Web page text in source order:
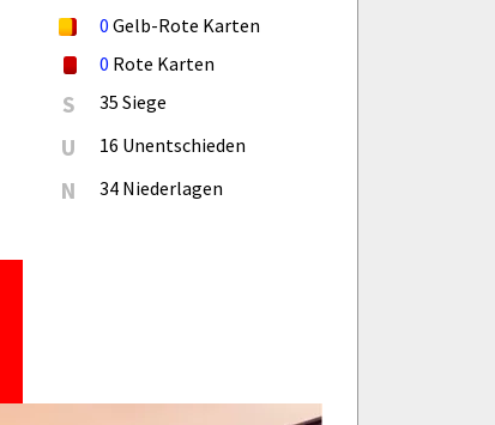
0 Gelb-Rote Karten
0 Rote Karten
S 35 Siege
U 16 Unentschieden
N 34 Niederlagen